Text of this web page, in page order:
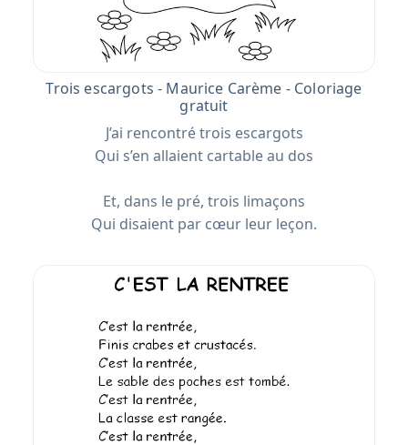
Trois escargots - Maurice Carème - Coloriage
gratuit
J’ai rencontré trois escargots
Qui s’en allaient cartable au dos
Et, dans le pré, trois limaçons
Qui disaient par cœur leur leçon.